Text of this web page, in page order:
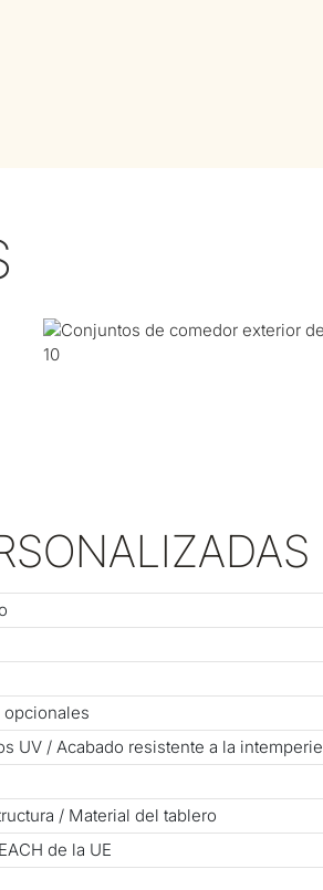
opcionales
UV / Acabado resistente a la intemperie
/ Material del tablero
de la UE